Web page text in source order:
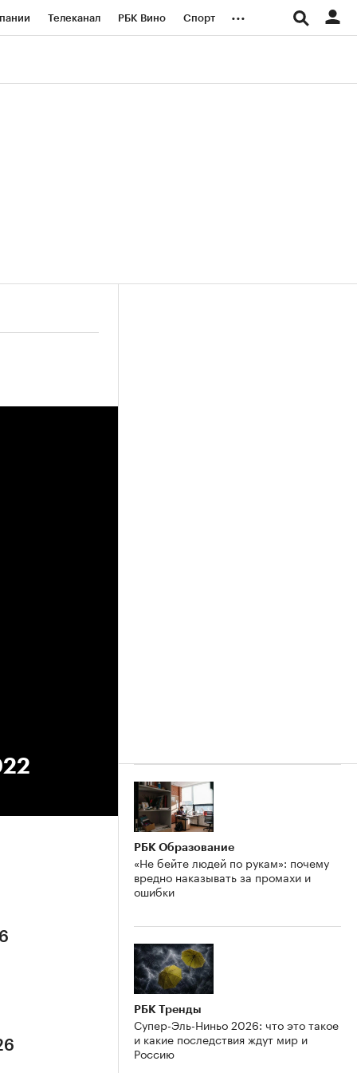
Телеканал РБК Вино Спорт ...
РБК Образование
«Не бейте людей по рукам»: почему
вредно наказывать за промахи и
ошибки
РБК Тренды
Супер-Эль-Ниньо 2026: что это такое
и какие последствия ждут мир и
Россию